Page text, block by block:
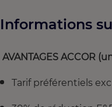
Informations
AVANTAGES ACCOR
Tarif préférentiels